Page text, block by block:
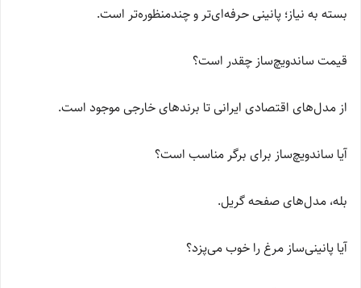
بسته به نیاز؛ پانینی حرفه‌ای‌تر و چندمنظوره‌تر است.
قیمت ساندویچ‌ساز چقدر است؟
از مدل‌های اقتصادی ایرانی تا برندهای خارجی موجود است.
آیا ساندویچ‌ساز برای برگر مناسب است؟
بله، مدل‌های صفحه گریل.
آیا پانینی‌ساز مرغ را خوب می‌پزد؟